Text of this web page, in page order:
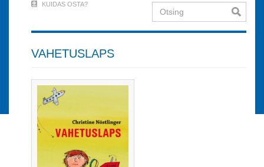
Account
Menu
out)
KUIDAS OSTA? Otsing
VAHETUSLAPS